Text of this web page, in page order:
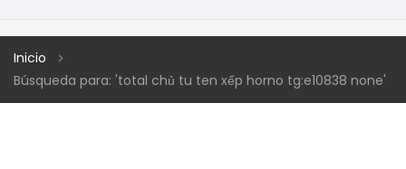
Inicio
Búsqueda para: 'total chủ tu ten xếp horno tg:e10838 none'